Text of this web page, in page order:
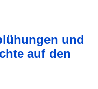
und
auf den